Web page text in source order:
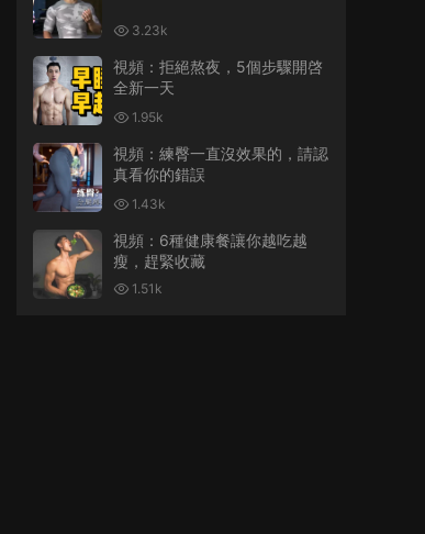
3.23k
視頻：拒絕熬夜，5個步驟開啓
全新一天
1.95k
視頻：練臀一直沒效果的，請認
真看你的錯誤
1.43k
視頻：6種健康餐讓你越吃越
瘦，趕緊收藏
1.51k